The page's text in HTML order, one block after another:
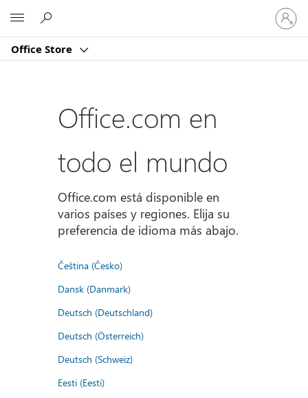
Office Store
Iniciar
sesión
en
cuenta
Office.com en
todo el mundo
Office.com está disponible en
varios países y regiones. Elija su
preferencia de idioma más abajo.
Čeština (Česko)
Dansk (Danmark)
Deutsch (Deutschland)
Deutsch (Österreich)
Deutsch (Schweiz)
Eesti (Eesti)